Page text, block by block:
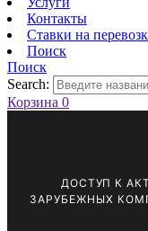
Контакты
Ставки на
Поиск
Поиск
Search:
Корзина 0
ДОСТУП К
ЗАРУБЕЖНЫХ